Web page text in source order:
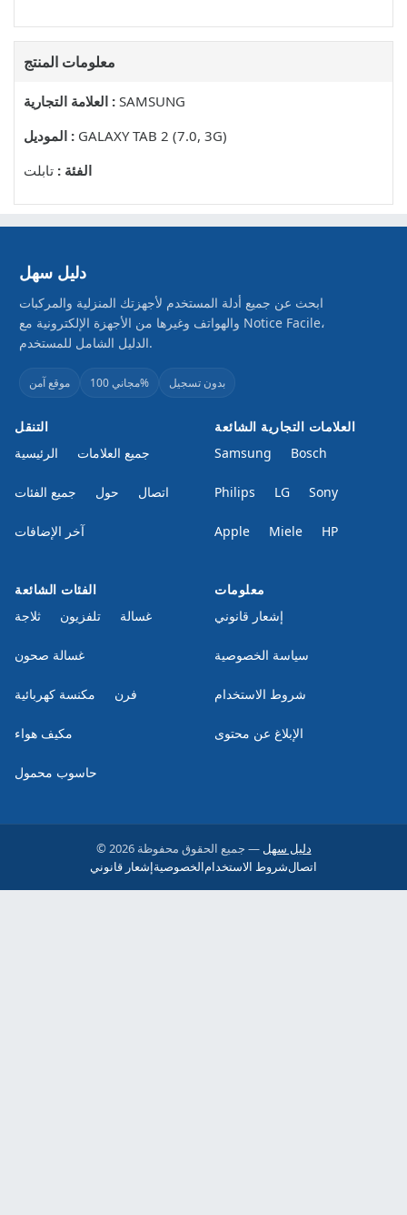
معلومات المنتج
العلامة التجارية : SAMSUNG
الموديل : GALAXY TAB 2 (7.0, 3G)
الفئة : تابلت
دليل سهل
ابحث عن جميع أدلة المستخدم لأجهزتك المنزلية والمركبات
والهواتف وغيرها من الأجهزة الإلكترونية مع Notice Facile،
الدليل الشامل للمستخدم.
موقع آمن مجاني 100% بدون تسجيل
التنقل
الرئيسية
جميع العلامات
جميع الفئات حول اتصال
آخر الإضافات
العلامات التجارية الشائعة
Samsung
Bosch
Philips LG Sony
Apple Miele HP
الفئات الشائعة
ثلاجة
تلفزيون غسالة
غسالة صحون
مكنسة كهربائية فرن
مكيف هواء
حاسوب محمول
معلومات
إشعار قانوني
سياسة الخصوصية
شروط الاستخدام
الإبلاغ عن محتوى
© 2026 دليل سهل — جميع الحقوق محفوظة
إشعار قانونيالخصوصيةشروط الاستخداماتصال